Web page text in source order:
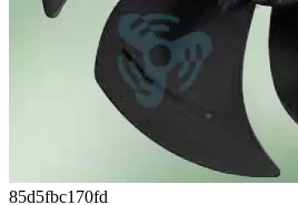
85d5fbc170fd